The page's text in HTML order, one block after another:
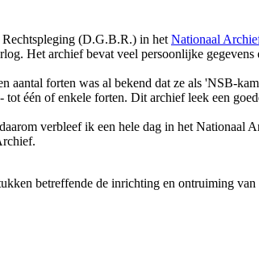
(D.G.B.R.) in het Nationaal
Het archief bevat veel persoonlijke
forten was al bekend dat ze als 'NSB-
één of enkele forten. Dit archief leek een
verbleef ik een hele dag in het Nationaal
betreffende de inrichting en ontruiming